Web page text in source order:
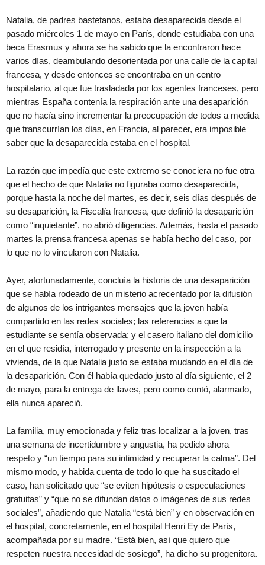
Natalia, de padres bastetanos, estaba desaparecida desde el
pasado miércoles 1 de mayo en París, donde estudiaba con una
beca Erasmus y ahora se ha sabido que la encontraron hace
varios días, deambulando desorientada por una calle de la capital
francesa, y desde entonces se encontraba en un centro
hospitalario, al que fue trasladada por los agentes franceses, pero
mientras España contenía la respiración ante una desaparición
que no hacía sino incrementar la preocupación de todos a medida
que transcurrían los días, en Francia, al parecer, era imposible
saber que la desaparecida estaba en el hospital.
La razón que impedía que este extremo se conociera no fue otra
que el hecho de que Natalia no figuraba como desaparecida,
porque hasta la noche del martes, es decir, seis días después de
su desaparición, la Fiscalía francesa, que definió la desaparición
como “inquietante”, no abrió diligencias. Además, hasta el pasado
martes la prensa francesa apenas se había hecho del caso, por
lo que no lo vincularon con Natalia.
Ayer, afortunadamente, concluía la historia de una desaparición
que se había rodeado de un misterio acrecentado por la difusión
de algunos de los intrigantes mensajes que la joven había
compartido en las redes sociales; las referencias a que la
estudiante se sentía observada; y el casero italiano del domicilio
en el que residía, interrogado y presente en la inspección a la
vivienda, de la que Natalia justo se estaba mudando en el día de
la desaparición. Con él había quedado justo al día siguiente, el 2
de mayo, para la entrega de llaves, pero como contó, alarmado,
ella nunca apareció.
La familia, muy emocionada y feliz tras localizar a la joven, tras
una semana de incertidumbre y angustia, ha pedido ahora
respeto y “un tiempo para su intimidad y recuperar la calma”. Del
mismo modo, y habida cuenta de todo lo que ha suscitado el
caso, han solicitado que “se eviten hipótesis o especulaciones
gratuitas” y “que no se difundan datos o imágenes de sus redes
sociales”, añadiendo que Natalia “está bien” y en observación en
el hospital, concretamente, en el hospital Henri Ey de París,
acompañada por su madre. “Está bien, así que quiero que
respeten nuestra necesidad de sosiego”, ha dicho su progenitora.